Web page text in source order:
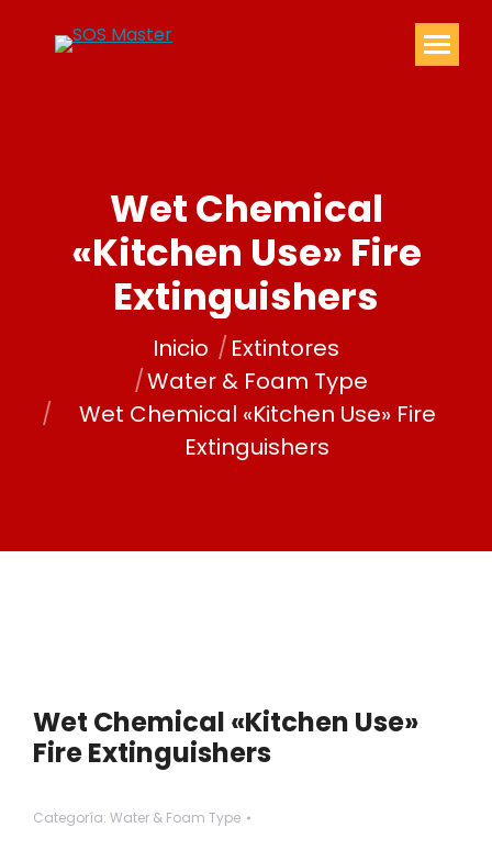
Wet Chemical
«Kitchen Use» Fire
Extinguishers
Inicio
Extintores
Water & Foam Type
Wet Chemical «Kitchen Use» Fire
Extinguishers
Wet Chemical «Kitchen Use»
Fire Extinguishers
Categoría: Water & Foam Type